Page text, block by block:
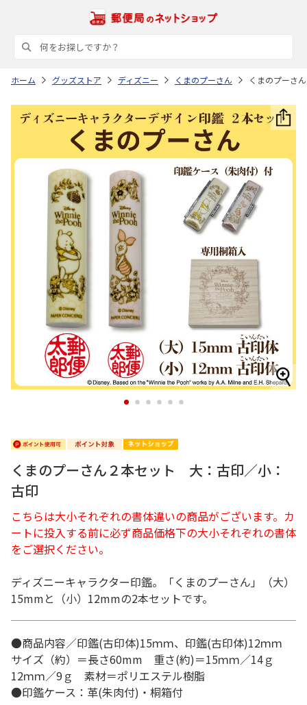
ホーム グッズストア ディズニー くまのプーさん くまのプーさ
1 2 3 4 5 6
くまのプーさん２本セット 大：古印／小：
古印
こちらは大小それぞれの書体違いの商品がございます。カ
ートに投入する前に必ず商品価格下の大小それぞれの書体
をご選択ください。
ディズニーキャラクター印鑑。「くまのプーさん」（大）
15mmと（小）12mmの2本セットです。
●商品内容／印鑑(古印体)15ｍｍ、印鑑(古印体)12ｍｍ
サイズ（約）＝長さ60mm 重さ(約)＝15ｍｍ／14ｇ
12ｍｍ／9ｇ 素材＝ポリエステル樹脂
●印鑑ケース：革(朱肉付)・桐箱付